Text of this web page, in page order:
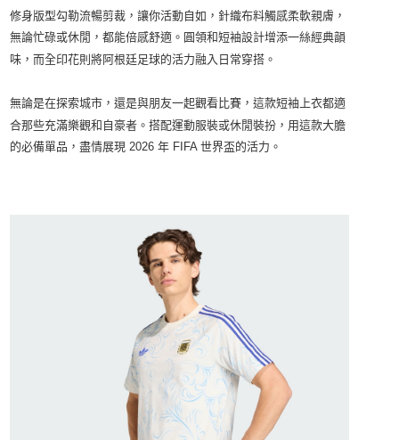
【「AFTEE先享後付」結帳流程】
１．於結帳方式選擇「AFTEE先享後付」後，將跳轉至「AFTEE先享後付」
結帳頁面，進行簡訊認證並確認金額後，即可完成結帳。
２．訂單成立數日內，您將收到繳費通知簡訊。
※ 請注意：結帳手續完成當下不需立刻繳費，但若您需要取消訂單，請聯絡
購買商品的店家。未經商家同意取消之訂單仍視為有效，需透過AFTEE先享
後付繳納相關費用。
１．透過由恩沛科技股份有限公司提供之「AFTEE先享後付」服務完成之交
易，需依本服務之必要範圍內提供個人資料，並將交易相關給付款項請求債
權轉讓予恩沛科技股份有限公司。
２．關於個人資料處理事宜，請瀏覽以下網址：
https://aftee.tw/terms/#terms3
３．未成年的使用者請事先徵得法定代理人或監護人之同意方可使用
「AFTEE先享後付」，若未經同意申辦者引起之損失，本公司不負相關責
４．使用「AFTEE先享後付」時，將依據個別帳號之用戶狀況，依本公司即
時審查核予不同之上限額度；若仍有額度不足之情形，本公司將視審查結果
請求用戶進行身份認證。
５．嚴禁一人註冊多個帳號或使用他人資訊註冊。若發現惡意使用之情形，
恩沛科技股份有限公司將有權停止該用戶之使用額度並採取法律行動。
修身版型勾勒流暢剪裁，讓你活動自如，針織布料觸感柔軟親膚，
無論忙碌或休閒，都能倍感舒適。圓領和短袖設計增添一絲經典韻
味，而全印花則將阿根廷足球的活力融入日常穿搭。
無論是在探索城市，還是與朋友一起觀看比賽，這款短袖上衣都適
合那些充滿樂觀和自豪者。搭配運動服裝或休閒裝扮，用這款大膽
的必備單品，盡情展現 2026 年 FIFA 世界盃的活力。